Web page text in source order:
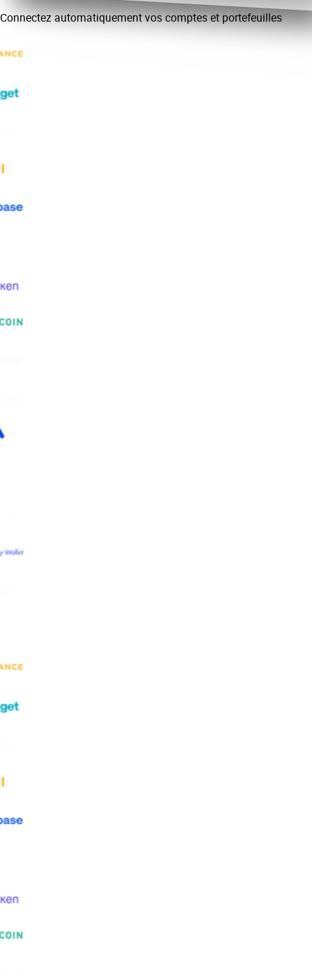
Connectez automatiquement vos comptes et portefeuilles